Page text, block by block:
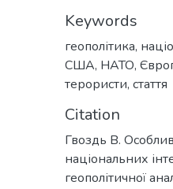
Keywords
геополітика,
США, НАТО,
терористи, стаття
Citation
Гвоздь В.
національних
геополітичної